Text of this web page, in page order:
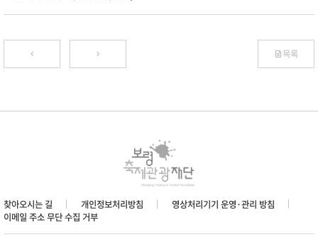
목록
찾아오시는 길 개인정보처리방침
영상처리기기 운영·관리 방침
이메일 주소 무단 수집 거부